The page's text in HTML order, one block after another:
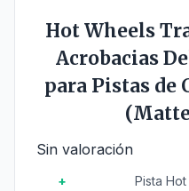
Hot Wheels
Acrobacias
para Pistas de
Sin valoración
Pista